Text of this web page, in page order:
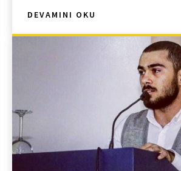
DEVAMINI OKU